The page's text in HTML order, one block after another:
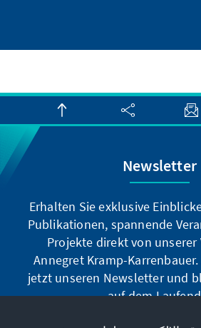
Newsletter
Erhalten Sie exklusive
Publikationen, spannende
Projekte direkt von unserer
Annegret Kramp-
jetzt unseren Newsletter und
auf dem